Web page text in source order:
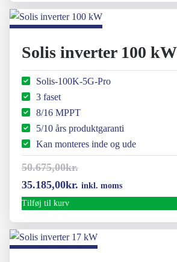
var:
er:
Solis inverter 100 kW
Solis-100K-5G-Pro
3 faset
8/16 MPPT
5/10 års produktgaranti
Kan monteres inde og ude
50.675,00kr.
Den
oprindelige
var:
35.185,00kr. Den
er:
inkl. moms
Tilføj til kurv